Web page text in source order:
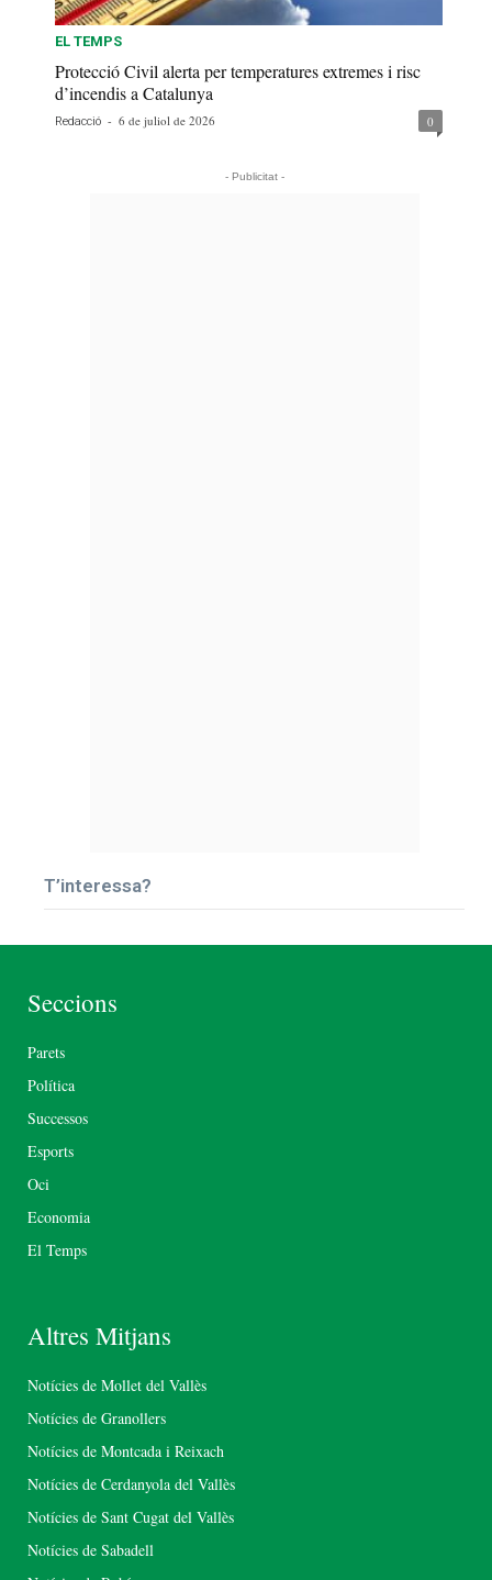
EL TEMPS
Protecció Civil alerta per temperatures extremes i risc
d’incendis a Catalunya
Redacció - 6 de juliol de 2026 0
- Publicitat -
T’interessa?
Seccions
Parets
Política
Successos
Esports
Oci
Economia
El Temps
Altres Mitjans
Notícies de Mollet del Vallès
Notícies de Granollers
Notícies de Montcada i Reixach
Notícies de Cerdanyola del Vallès
Notícies de Sant Cugat del Vallès
Notícies de Sabadell